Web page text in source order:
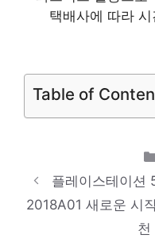
아이노트 에어쿨
풍기,
리하스 미니 무
잠들기 전, 이거
택배사에 따라
Table of
플레이스테이션
2018A01 새로운 시
천